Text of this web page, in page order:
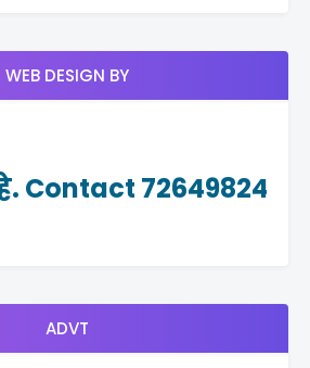
WEB DESIGN BY
7264982465
ADVT